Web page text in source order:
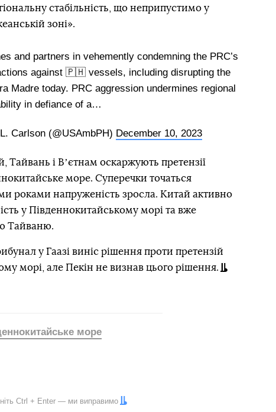
стабільність, що неприпустимо у
зоні».
and partners in vehemently condemning the PRC’s
against 🇵🇭 vessels, including disrupting the
today. PRC aggression undermines regional
in defiance of a…
Carlson (@USAmbPH) December 10, 2023
Тайвань і Вʼєтнам оскаржують претензії
море. Суперечки точаться
роками напруженість зросла. Китай активно
у Південнокитайському морі та вже
Тайваню.
у Гаазі виніс рішення проти претензій
морі, але Пекін не визнав цього рішення.
море
Ctrl + Enter — ми виправимо